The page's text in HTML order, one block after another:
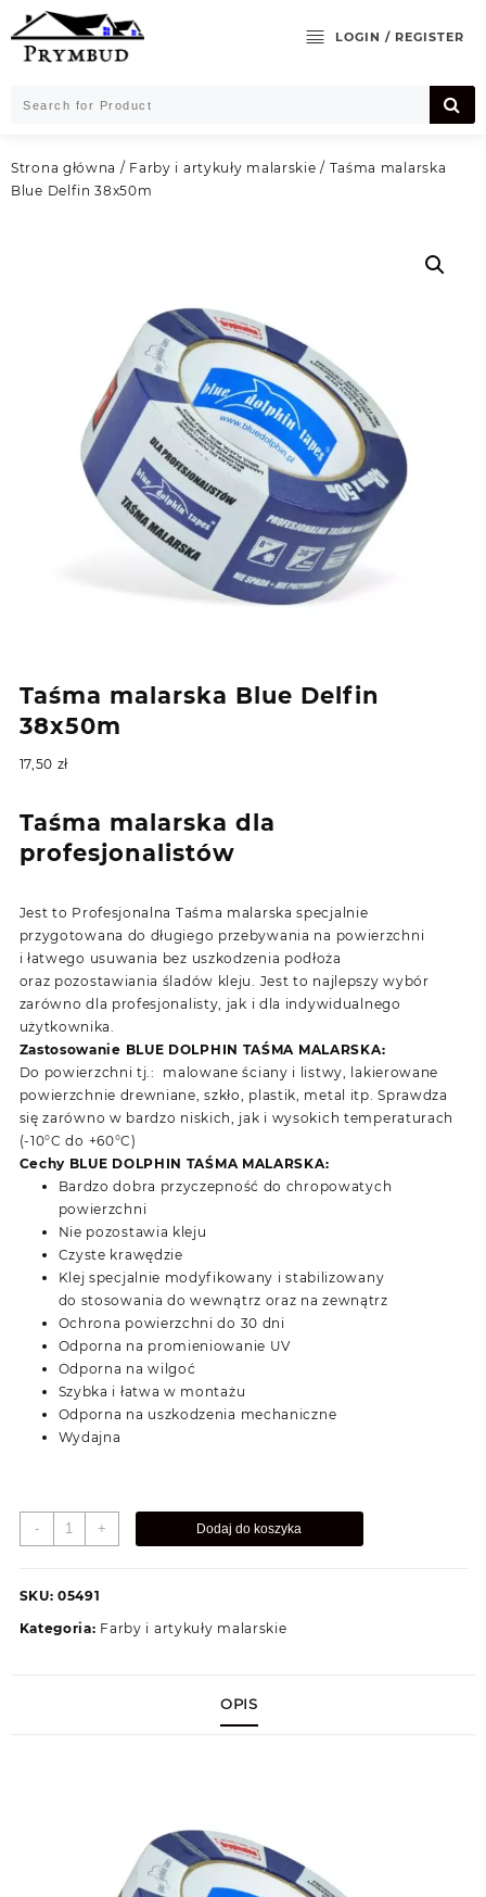
Skip
to
content
LOGIN / REGISTER
Strona główna / Farby i artykuły malarskie / Taśma malarska
Blue Delfin 38x50m
Taśma malarska Blue Delfin
38x50m
17,50 zł
Taśma malarska dla
profesjonalistów
Jest to Profesjonalna Taśma malarska specjalnie
przygotowana do długiego przebywania na powierzchni
i łatwego usuwania bez uszkodzenia podłoża
oraz pozostawiania śladów kleju. Jest to najlepszy wybór
zarówno dla profesjonalisty, jak i dla indywidualnego
użytkownika.
Zastosowanie BLUE DOLPHIN TAŚMA MALARSKA:
Do powierzchni tj.: malowane ściany i listwy, lakierowane
powierzchnie drewniane, szkło, plastik, metal itp. Sprawdza
się zarówno w bardzo niskich, jak i wysokich temperaturach
(-10°C do +60°C)
Cechy BLUE DOLPHIN TAŚMA MALARSKA:
Bardzo dobra przyczepność do chropowatych
powierzchni
Nie pozostawia kleju
Czyste krawędzie
Klej specjalnie modyfikowany i stabilizowany
do stosowania do wewnątrz oraz na zewnątrz
Ochrona powierzchni do 30 dni
Odporna na promieniowanie UV
Odporna na wilgoć
Szybka i łatwa w montażu
Odporna na uszkodzenia mechaniczne
Wydajna
-
ilość
Taśma
Blue
38x50m
+ Dodaj do koszyka
SKU: 05491
Kategoria: Farby i artykuły malarskie
OPIS